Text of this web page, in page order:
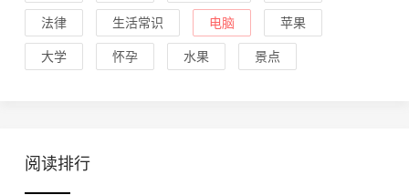
法律 生活常识 电脑 苹果
大学 怀孕 水果 景点
阅读排行